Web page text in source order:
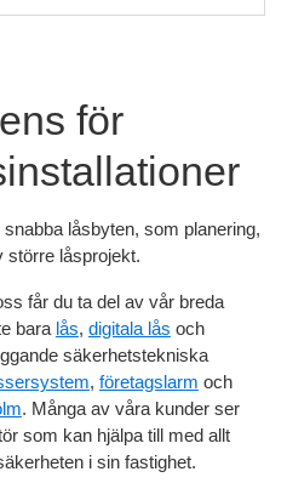
för
låsbyten, som planering,
större låsprojekt.
får du ta del av vår breda
bara lås, digitala lås och
säkerhetstekniska
, företagslarm och
. Många av våra kunder ser
som kan hjälpa till med allt
i sin fastighet.